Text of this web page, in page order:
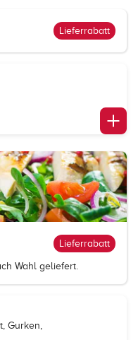
Lieferrabatt
Lieferrabatt
Wahl geliefert.
Gurken,